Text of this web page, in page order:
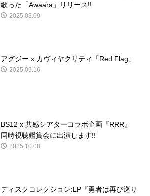
歌った「Awaara」リリース!!
2025.03.09
アグジー x カヴィヤクリティ「Red Flag」
2025.09.16
BS12 x 共感シアターコラボ企画『RRR』
同時視聴鑑賞会に出演します!!
2025.10.08
ディスクコレクション:LP『勇者は再び巡り